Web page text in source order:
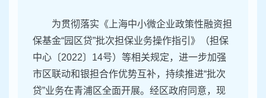
为贯彻落实《上海中小微企业政策性融资担
保基金“园区贷”批次担保业务操作指引》（担保
中心〔2022〕14号）等相关规定，进一步加强
市区联动和银担合作优势互补，持续推进“批次
贷”业务在青浦区全面开展。经区政府同意，现